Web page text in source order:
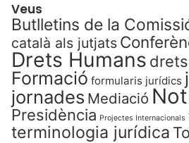
Veus
Butlletins de la
català als jutjats
Drets Humans
Formació formularis jurídics
jornades Mediació
Presidència Projectes Internacionals
terminologia jurídica